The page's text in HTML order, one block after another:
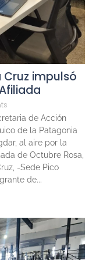
Cruz impulsó
de Acción
de la Patagonia
al aire por la
de Octubre Rosa,
-Sede Pico
de...